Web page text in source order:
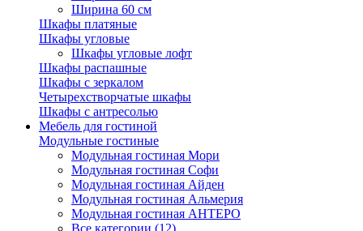
Ширина 60 см
Шкафы платяные
Шкафы угловые
Шкафы угловые лофт
Шкафы распашные
Шкафы с зеркалом
Четырехстворчатые шкафы
Шкафы с антресолью
Мебель для гостиной
Модульные гостиные
Модульная гостиная Мори
Модульная гостиная Софи
Модульная гостиная Айден
Модульная гостиная Альмерия
Модульная гостиная АНТЕРО
Все категории (12)